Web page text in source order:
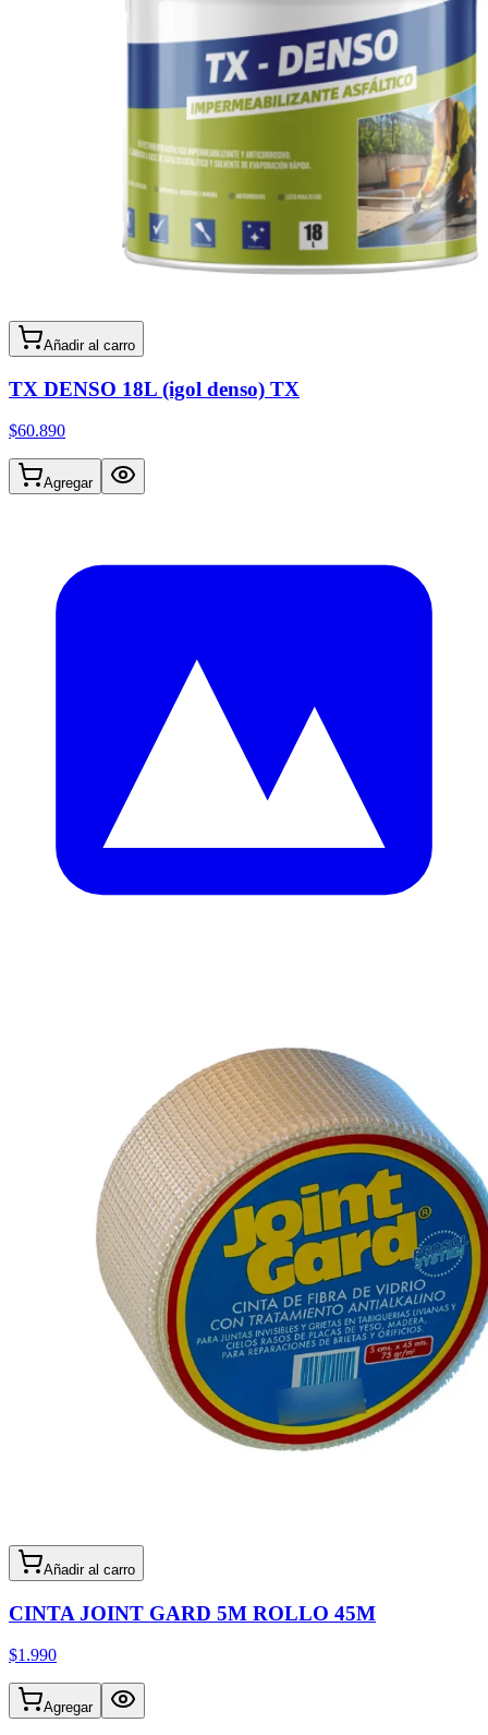
Añadir al carro
TX DENSO 18L (igol denso) TX
$60.890
Agregar
Añadir al carro
CINTA JOINT GARD 5M ROLLO 45M
$1.990
Agregar